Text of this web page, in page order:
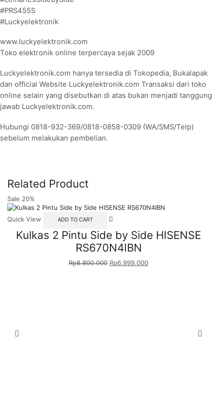
#PRS455S
#Luckyelektronik
www.luckyelektronik.com
Toko elektronik online terpercaya sejak 2009
Luckyelektronik.com hanya tersedia di Tokopedia, Bukalapak
dan official Website Luckyelektronik.com Transaksi dari toko
online selain yang disebutkan di atas bukan menjadi tanggung
jawab Luckyelektronik.com.
Hubungi 0818-932-369/0818-0858-0309 (WA/SMS/Telp)
sebelum melakukan pembelian.
Related Product
Sale 20%
Quick View ADD TO CART
Kulkas 2 Pintu Side by Side HISENSE
RS670N4IBN
Rp8.800.000 Rp6.999.000